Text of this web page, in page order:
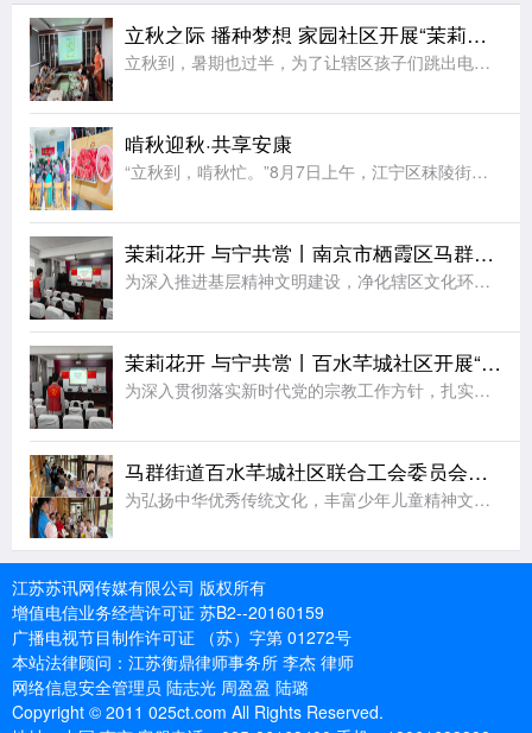
立秋之际 播种梦想 家园社区开展“茉莉花开”七彩夏日节气亲子活动
立秋到，暑期也过半，为了让辖区孩子们跳出电子屏幕、沉浸式感受传统节气文化的独特魅力，同时绷紧暑期安全防护弦，在亲子协作中收获充实又安心的暑期记忆，近日，江宁区秣陵街道家园社区在三楼活动空间顺利开展“立
啃秋迎秋·共享安康
“立秋到，啃秋忙。”8月7日上午，江宁区秣陵街道火炬村开展了“啃秋迎秋·共享安康”为主题的立秋敬老活动。活动室里瓜香四溢、笑声阵阵。桌上摆满了红瓤西瓜，老人围坐一堂，一边品尝着清甜的“啃秋”瓜，一边聊
茉莉花开 与宁共赏丨南京市栖霞区马群街道百水芊城社区开展“扫黄打非树新风 全民阅读沐书香”全民阅读活动
为深入推进基层精神文明建设，净化辖区文化环境，培育全民阅读新风尚，筑牢社区思想文化安全防线，8月6日，栖霞区马群街道百水芊城社区党委依托社区新时代文明实践站组织全体社区工作人员，开展“扫黄打非树新风
茉莉花开 与宁共赏丨百水芊城社区开展“依法规范宗教工作 携手共建和谐家园”宣传活动
为深入贯彻落实新时代党的宗教工作方针，扎实推进宗教工作法治化、规范化建设，切实筑牢基层治理安全防线，营造文明和谐、团结稳定的社区氛围，8月6日，栖霞区马群街道百水芊城社区党委依托社区新时代文明实践站精
马群街道百水芊城社区联合工会委员会开展非遗烧箔画手工活动
为弘扬中华优秀传统文化，丰富少年儿童精神文化生活，拉近邻里情感距离，8月7日，栖霞区马群街道科协、马群街道百水芊城社区联合工会委员会、百水芊城社区党委依托新时代文明实践站，组织开展非遗烧箔画手工体验活
江苏苏讯网传媒有限公司 版权所有
增值电信业务经营许可证 苏B2--20160159
广播电视节目制作许可证 （苏）字第 01272号
本站法律顾问：江苏衡鼎律师事务所 李杰 律师
网络信息安全管理员 陆志光 周盈盈 陆璐
Copyright © 2011 025ct.com All Rights Reserved.